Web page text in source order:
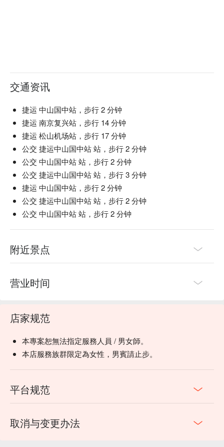
交通资讯
捷运 中山国中站，步行 2 分钟
捷运 南京复兴站，步行 14 分钟
捷运 松山机场站，步行 17 分钟
公交 捷运中山国中站 站，步行 2 分钟
公交 中山国中站 站，步行 2 分钟
公交 捷运中山国中站 站，步行 3 分钟
捷运 中山国中站，步行 2 分钟
公交 捷运中山国中站 站，步行 2 分钟
公交 中山国中站 站，步行 2 分钟
附近景点
营业时间
店家规范
本專案恕無法指定服務人員 / 男女師。
本店服務族群限定為女性，男賓請止步。
平台规范
取消与变更办法